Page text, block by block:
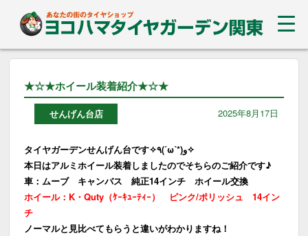
★☆★ホイール装着紹介★☆★
せんげん台店 2025年8月17日
タイヤガーデンせんげん台です✧٩(ˊωˋ*)و✧
本日はアルミホイール装着しましたのでそちらのご紹介です♪
車：ムーブ キャンバス 純正14インチ ホイール交換
ホイール：K・Quty（ｹｰｷｭｰﾃｨｰ） ピンク/ポリッシュ 14イン
チ
ノーマルと見比べてもらうと違いがわかりますね！